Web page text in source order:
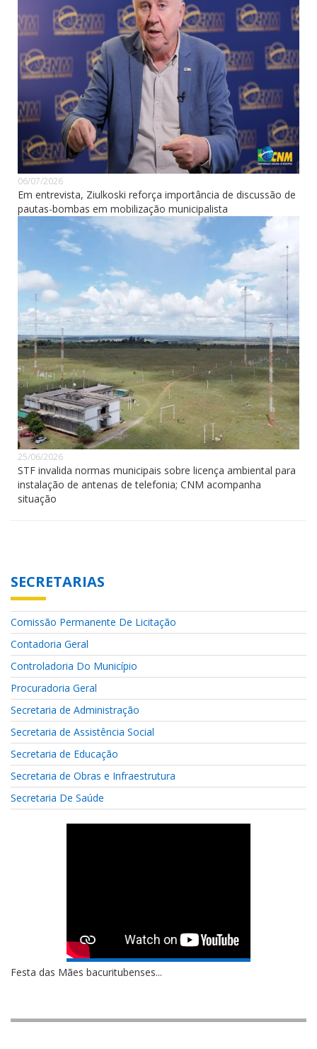
06/07/2026
Em entrevista, Ziulkoski reforça importância de discussão de
pautas-bombas em mobilização municipalista
25/06/2026
STF invalida normas municipais sobre licença ambiental para
instalação de antenas de telefonia; CNM acompanha
situação
SECRETARIAS
Comissão Permanente De Licitação
Contadoria Geral
Controladoria Do Município
Procuradoria Geral
Secretaria de Administração
Secretaria de Assistência Social
Secretaria de Educação
Secretaria de Obras e Infraestrutura
Secretaria De Saúde
Festa das Mães bacuritubenses...